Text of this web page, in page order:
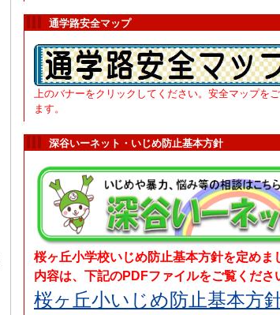
通学路安全マップ
上のバナーをクリックしてください。安全マップを
ます。
深谷いーネット・いじめ防止基本方針
桜ヶ丘小学校いじめ防止基本方針を定めま
内容は、下記のPDFファイルをご覧くださ
桜ヶ丘小いじめ防止基本方